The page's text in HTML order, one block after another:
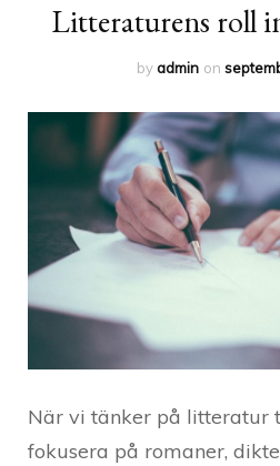
Litteraturens roll
byadmin on
När vi tänker på litteratur
fokusera på romaner,